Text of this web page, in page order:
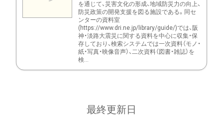
を通じて、災害文化の形成、地域防災力の向上、
防災政策の開発支援を図る施設である。同セ
ンターの資料室
(https://www.dri.ne.jp/library/guide/)では、阪
神・淡路大震災に関する資料を中心に収集・保
存しており、検索システムでは一次資料（モノ・
紙・写真・映像音声）、二次資料（図書・雑誌）を
検...
最終更新日